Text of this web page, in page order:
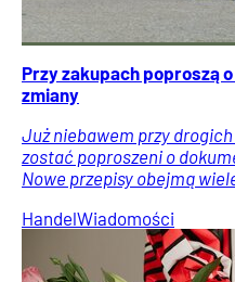
Przy zakupach poproszą
zmiany
Już niebawem przy
zostać poproszeni o
Nowe przepisy obejmą
HandelWiadomości